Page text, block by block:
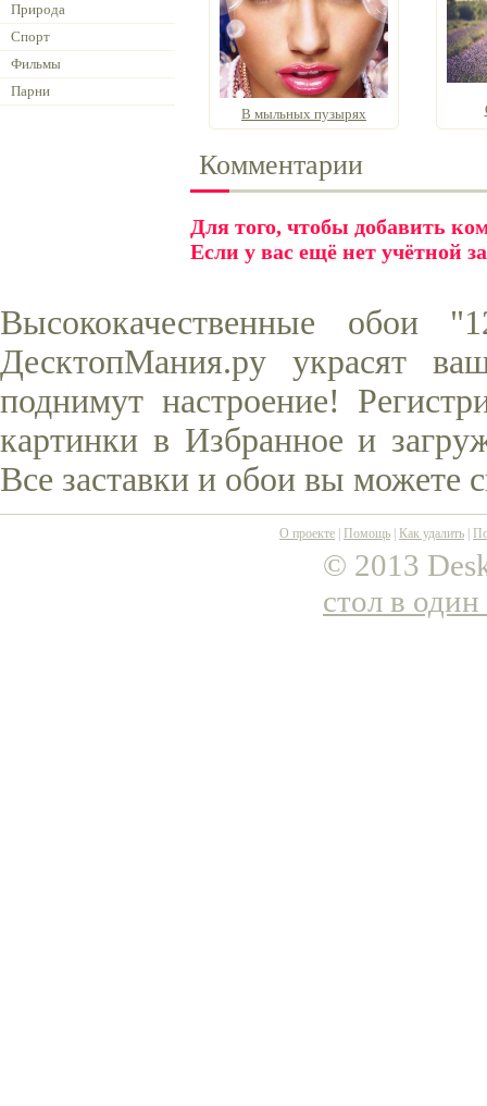
Природа
Спорт
Фильмы
Парни
В мыльных пузырях
Комментарии
Для того, чтобы добавить
Если у вас ещё нет учётной
Высококачественные обои
ДесктопМания.ру украсят
поднимут настроение!
картинки в Избранное и
Все заставки и обои вы можете
О проекте Помощь Как удалить
© 2013
стол в